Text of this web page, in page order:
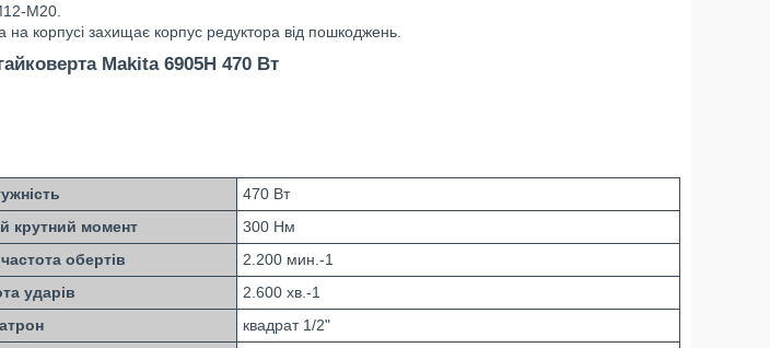
M20.
на корпусі захищає корпус редуктора від пошкоджень.
Makita 6905H 470 Вт
470 Вт
крутний момент
300 Нм
обертів
2.200 мин.-1
ударів
2.600 хв.-1
квадрат 1/2"